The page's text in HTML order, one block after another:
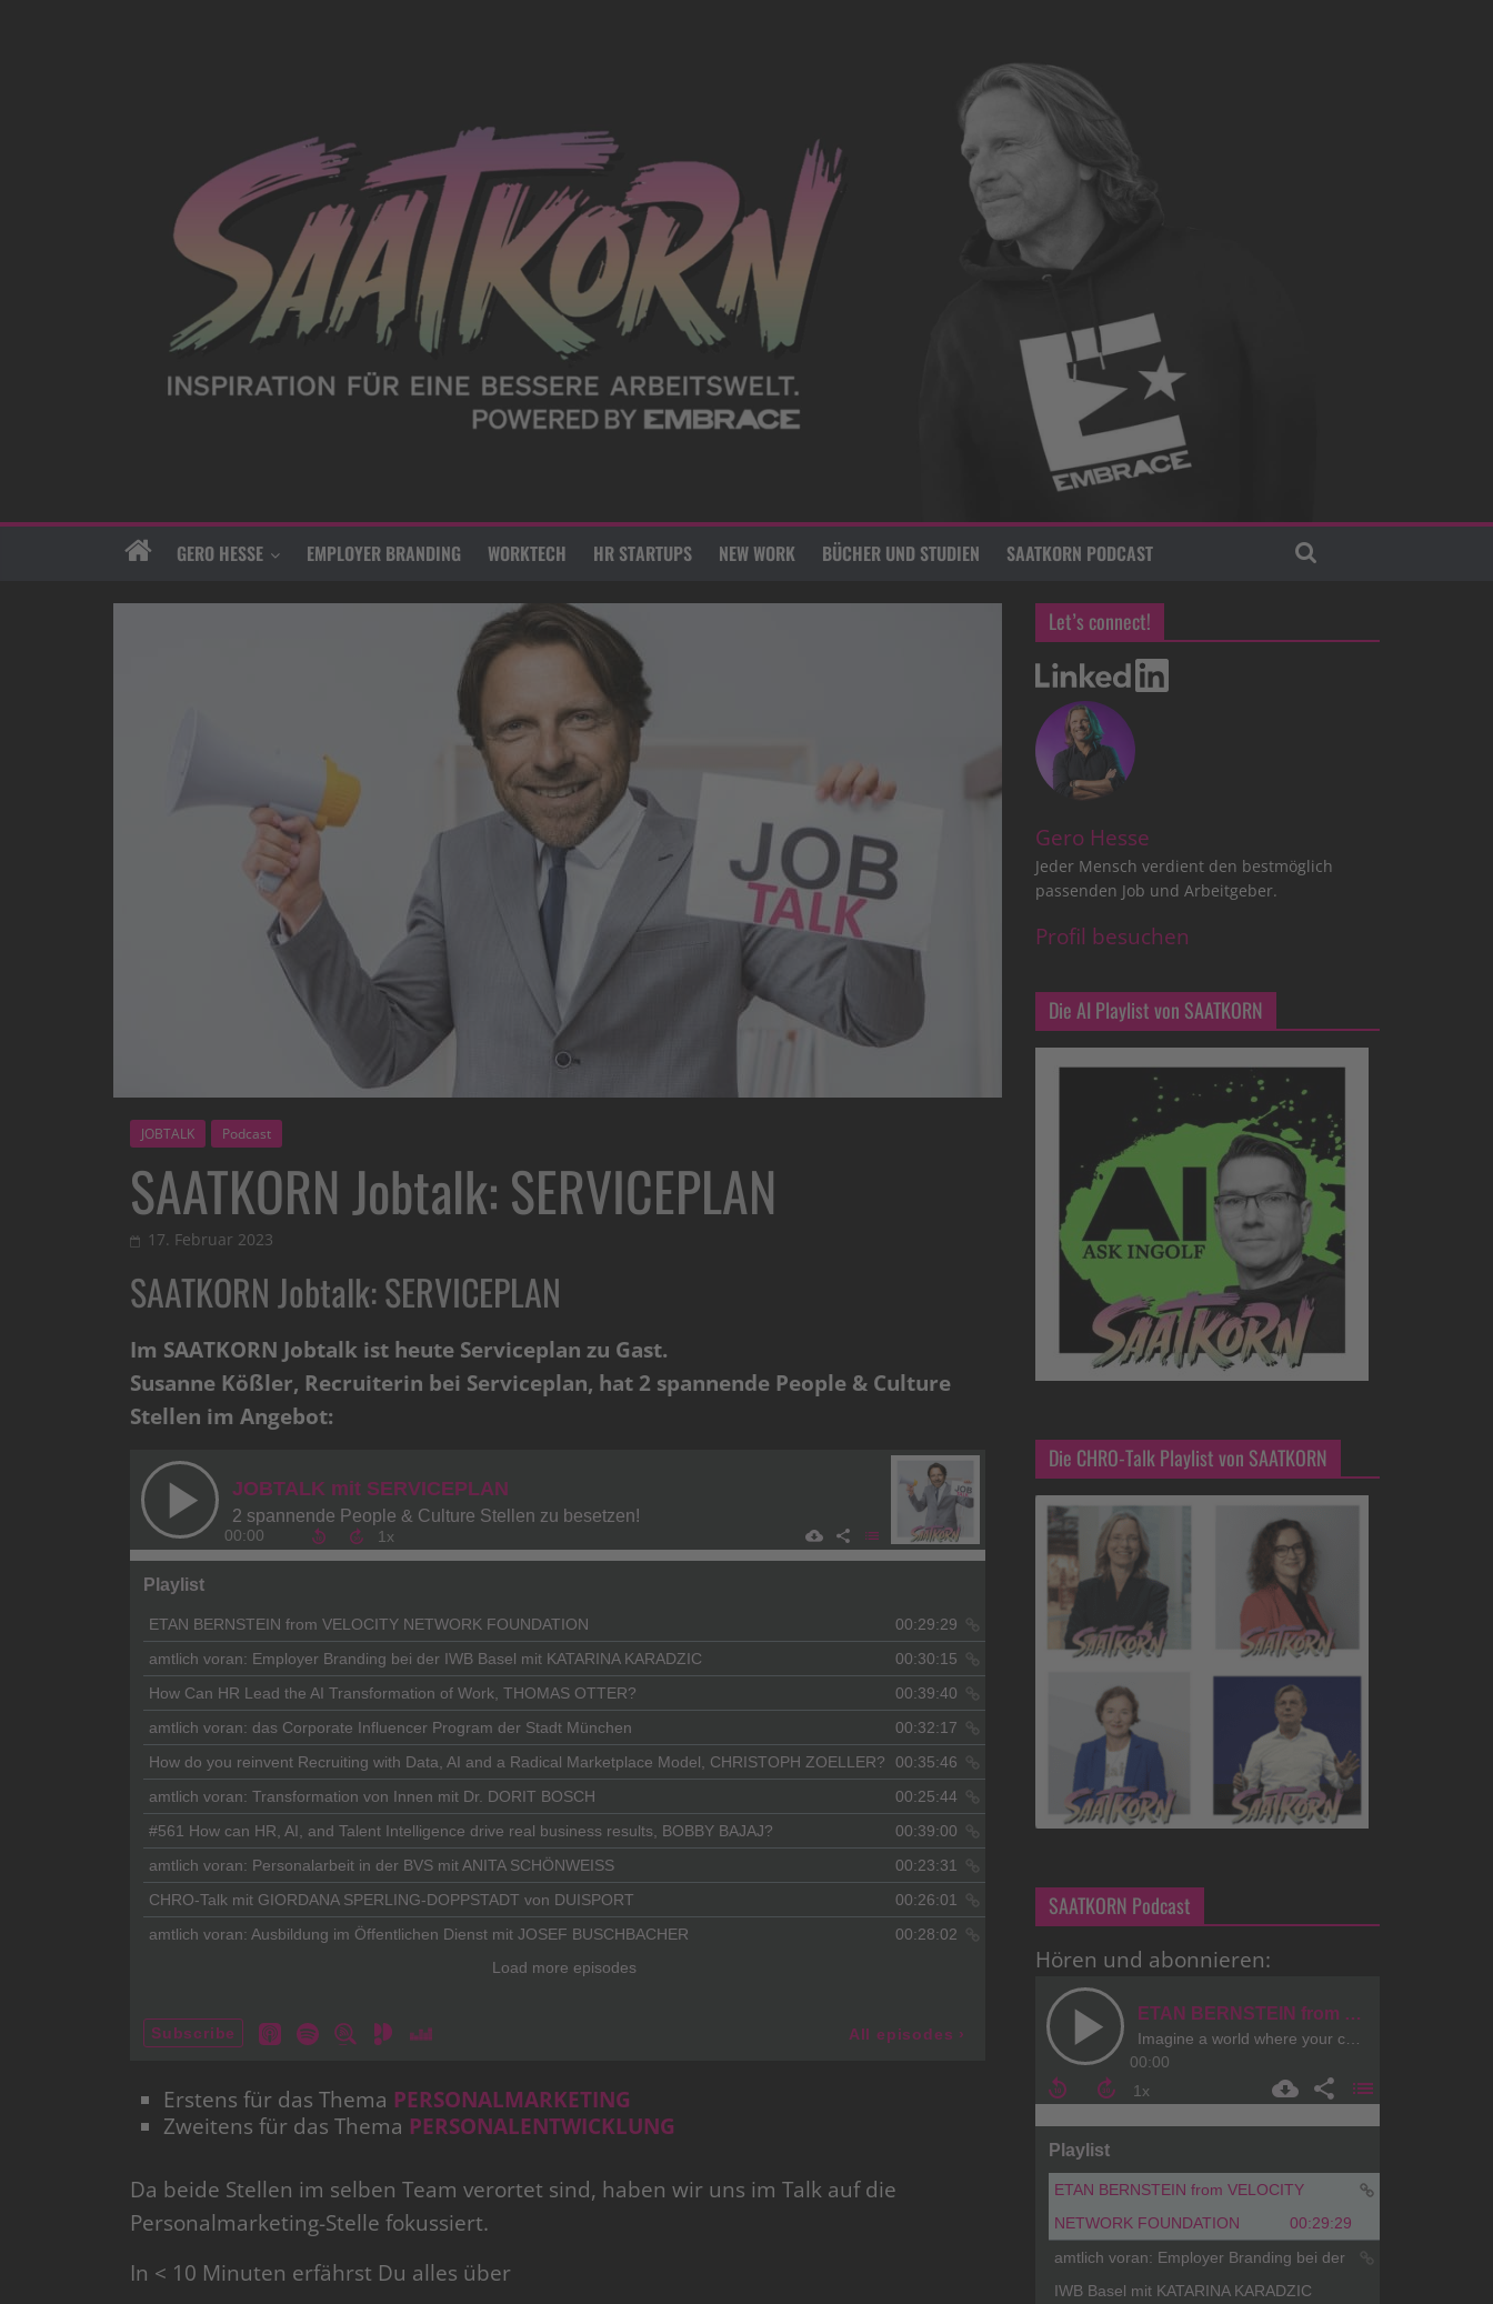
GERO HESSE EMPLOYER BRANDING WORKTECH HR STARTUPS NEW WORK BÜCHER UND STUDIEN SAATKORN PODCAST
JOBTALK Podcast
SAATKORN Jobtalk: SERVICEPLAN
17. Februar 2023
SAATKORN Jobtalk: SERVICEPLAN
Im SAATKORN Jobtalk ist heute Serviceplan zu Gast.
Susanne Kößler, Recruiterin bei Serviceplan, hat 2 spannende People & Culture
Stellen im Angebot:
Erstens für das Thema PERSONALMARKETING
Zweitens für das Thema PERSONALENTWICKLUNG
Da beide Stellen im selben Team verortet sind, haben wir uns im Talk auf die
Personalmarketing-Stelle fokussiert.
In < 10 Minuten erfährst Du alles über
Let’s connect!
Gero Hesse
Jeder Mensch verdient den bestmöglich
passenden Job und Arbeitgeber.
Profil besuchen
Die AI Playlist von SAATKORN
Die CHRO-Talk Playlist von SAATKORN
SAATKORN Podcast
Hören und abonnieren: